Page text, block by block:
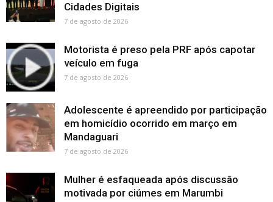
Cidades Digitais
7 de agosto de 2026
Motorista é preso pela PRF após capotar
veículo em fuga
7 de agosto de 2026
Adolescente é apreendido por participação
em homicídio ocorrido em março em
Mandaguari
7 de agosto de 2026
Mulher é esfaqueada após discussão
motivada por ciúmes em Marumbi